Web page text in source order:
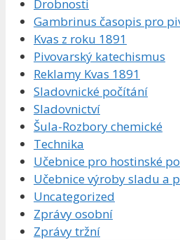
Drobnosti
Gambrinus časopis pro
Kvas z roku 1891
Pivovarský katechismus
Reklamy Kvas 1891
Sladovnické počítání
Sladovnictví
Šula-Rozbory chemické
Technika
Učebnice pro hostinské
Učebnice výroby sladu a
Uncategorized
Zprávy osobní
Zprávy tržní